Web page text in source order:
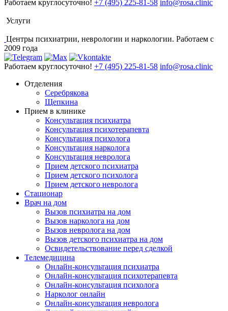
Работаем круглосуточно! +7 (495) 225-81-58 info@rosa.clinic
Услуги
Центры психиатрии, неврологии и наркологии. Работаем с
2009 года
Работаем круглосуточно! +7 (495) 225-81-58 info@rosa.clinic
Отделения
Серебрякова
Щепкина
Прием в клинике
Консультация психиатра
Консультация психотерапевта
Консультация психолога
Консультация нарколога
Консультация невролога
Прием детского психиатра
Прием детского психолога
Прием детского невролога
Стационар
Врач на дом
Вызов психиатра на дом
Вызов нарколога на дом
Вызов невролога на дом
Вызов детского психиатра на дом
Освидетельствование перед сделкой
Телемедицина
Онлайн-консультация психиатра
Онлайн-консультация психотерапевта
Онлайн-консультация психолога
Нарколог онлайн
Онлайн-консультация невролога